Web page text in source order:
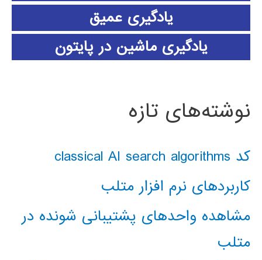
یادگیری عمیق
یادگیری ماشین در پایتون
نوشته‌های تازه
کد classical AI search algorithms
کاربردهای نرم افزار متلب
مشاهده واحدهای پشتیبانی شونده در
متلب